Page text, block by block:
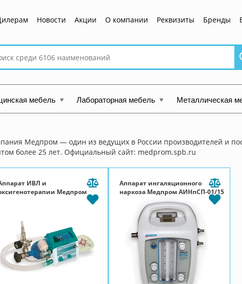
Новости Акции О компании Реквизиты Бренды
мебель Лабораторная мебель Металлическая
Медпром — один из ведущих в России производителей и
более 25 лет. Официальный сайт: medprom.spb.ru
ИВЛ и
Медпром
Аппарат ингаляционного
наркоза Медпром АИНпСП-01/15